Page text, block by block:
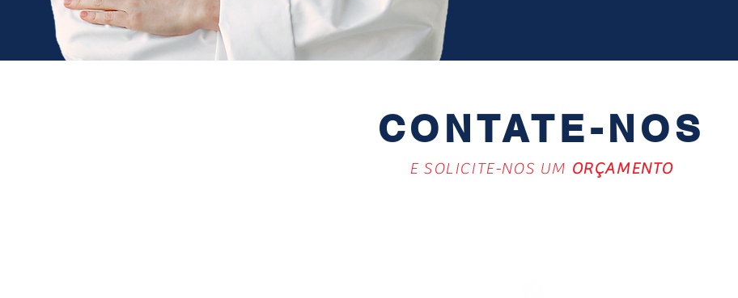
CONTATE-NOS
E SOLICITE-NOS UM ORÇAMENTO